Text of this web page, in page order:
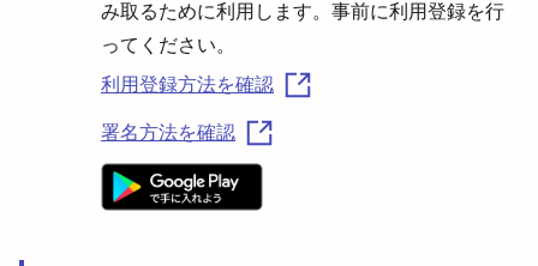
み取るために利用します。事前に利用登録を行
ってください。
利用登録方法を確認
署名方法を確認